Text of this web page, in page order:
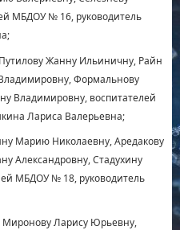
МБДОУ № 16, руководитель
Жанну Ильиничну, Райн
Формальнову
Владимировну, воспитателей
Лариса Валерьевна;
Марию Николаевну, Аредакову
Александровну, Стадухину
МБДОУ № 18, руководитель
Миронову Ларису Юрьевну,